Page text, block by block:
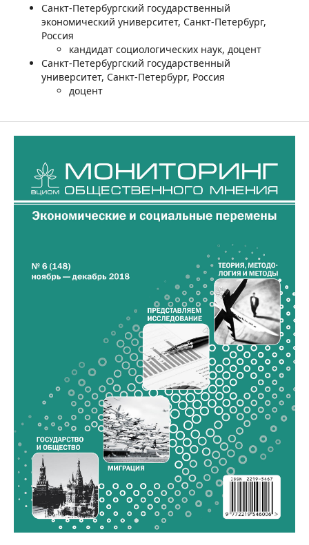
Санкт-Петербургский государственный
экономический университет, Санкт-Петербург,
Россия
кандидат социологических наук, доцент
Санкт-Петербургский государственный
университет, Санкт-Петербург, Россия
доцент